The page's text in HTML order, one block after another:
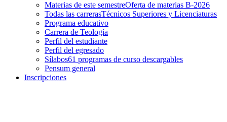
Materias de este semestreOferta de materias B-2026
Todas las carrerasTécnicos Superiores y Licenciaturas
Programa educativo
Carrera de Teología
Perfil del estudiante
Perfil del egresado
Sílabos61 programas de curso descargables
Pensum general
Inscripciones